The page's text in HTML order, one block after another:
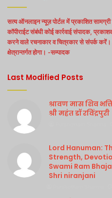
सत्य ऑनलाइन न्यूज़ पोर्टल में प्रकाशित
कॉपीराईट संबंधी कोई कार्रवाई संपादक,
करने वाले रचनाकार व चित्रकार से संपर्क करें।
क्षेत्रान्तर्गत होगा। -सम्पादक
Last Modified Posts
श्रावण मास शिव
श्री महंत डॉ रविंद्रपुरी
Lord Hanuman:
Strength,
Swami Ram
Shri niranjani